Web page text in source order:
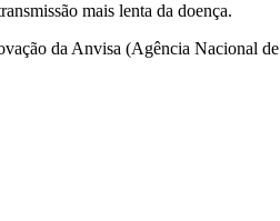
mais lenta da doença.
da Anvisa (Agência Nacional